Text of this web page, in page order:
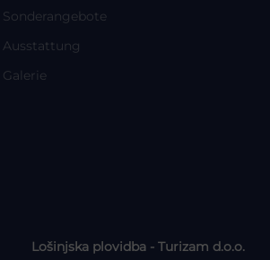
Sonderangebote
Ausstattung
Galerie
Lošinjska plovidba - Turizam d.o.o.